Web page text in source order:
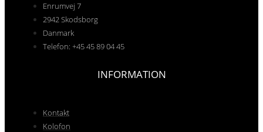
Enrumvej 7
2942 Skodsborg
Danmark
Telefon: +45 45 89 04 45
INFORMATION
Kontakt
Kolofon